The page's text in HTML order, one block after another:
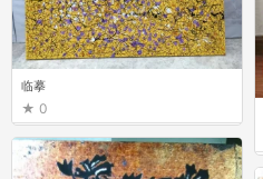
临摹
0